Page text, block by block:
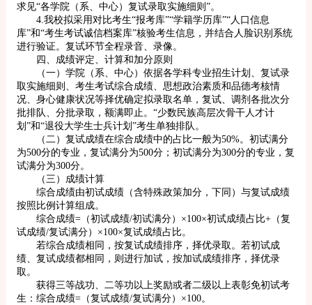
求见“各学院（系、中心）复试录取实施细则”。
4.我校拟采用对比考生“报考库”“学籍学历库”“人口信息
库”和“考生考试诚信档案库”核验考生信息，并结合人脸识别系统
进行验证。复试环节全程录音、录像。
四、成绩评定、计算和加分原则
（一）学院（系、中心）依据各学科专业招生计划、复试录
取实施细则、考生考试综合成绩、思想政治素质和品德考核情
况、身心健康状况等择优确定拟录取名单，复试、调剂各批次分
批排队、分批录取，额满即止。“少数民族高层次骨干人才计
划”和“退役大学生士兵计划”考生单独排队。
（二）复试成绩在综合成绩中的占比一般为50%。初试满分
为500分的专业，复试满分为500分；初试满分为300分的专业，复
试满分为300分。
（三）成绩计算
综合成绩由初试成绩（含特殊政策加分，下同）与复试成绩
按照比例计算组成。
综合成绩=（初试成绩/初试满分）×100×初试成绩占比+（复
试成绩/复试满分）×100×复试成绩占比。
若综合成绩相同，按复试成绩排序，择优录取。若初试成
绩、复试成绩都相同，则进行加试，按加试成绩排序，择优录
取。
获得三等战功、二等功以上奖励或者二级以上表彰免初试考
生：综合成绩=（复试成绩/复试满分）×100。